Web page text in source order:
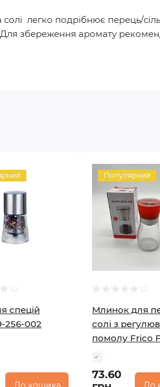
легко подрібнює перець/
збереження аромату
спецій
256-002
Популярний
Млинок для
солі з
помолу Frico
73.60